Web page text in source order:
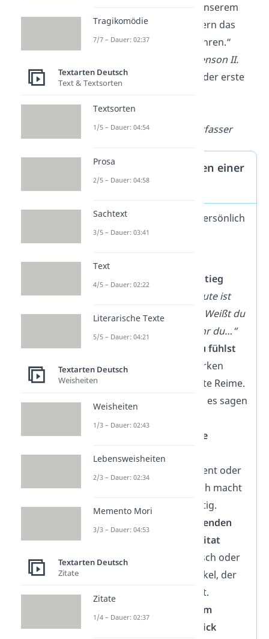
in unserem
Leben zählen, sondern das
Leben in unseren Jahren.“
Adlai Ewing Stevenson II.
„Ein
ist der erste
365‑Tage‑Reise.“
—Unbekannter Verfasser
Tipps zum Verfassen einer
Geburtstagskarte
So wird deine Karte persönlich
und unvergesslich:
persönlichen Einstieg
„Heute ist
dein Tag…“
„Weißt du
eigentlich, wie sehr du…“
Drück aus, was du fühlst
Ehrliche Worte wirken
stärker als perfekte Reime.
Schreib so, wie du es sagen
Greif gemeinsame
Erinnerungen auf
Ein schöner Moment oder
ein Witz unter euch macht
die Karte einzigartig.
Wähle einen passenden
Spruch oder ein Zitat
Nutze einen Wunsch oder
Vers aus dem Artikel, der
genau zu ihr passt.
Schließe mit einem
liebevollen Ausblick
Tragikomödie
7/7 – Dauer: 02:37
Textarten Deutsch
Text & Textsorten
Textsorten
1/5 – Dauer: 04:54
Prosa
2/5 – Dauer: 04:58
Sachtext
3/5 – Dauer: 03:41
Text
4/5 – Dauer: 02:22
Literarische Texte
5/5 – Dauer: 04:21
Textarten Deutsch
Weisheiten
Weisheiten
1/3 – Dauer: 02:43
Lebensweisheiten
2/3 – Dauer: 02:34
Memento Mori
3/3 – Dauer: 04:53
Textarten Deutsch
Zitate
Zitate
1/4 – Dauer: 02:37